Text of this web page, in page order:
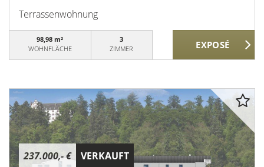
Terrassenwohnung
98,98 m²
WOHNFLÄCHE
3
ZIMMER
237.000,- € VERKAUFT